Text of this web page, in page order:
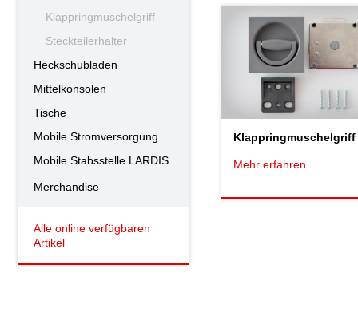
Klappringmuschelgriff
Steckteilerhalter
Heckschubladen
Mittelkonsolen
Tische
Mobile Stromversorgung
Mobile Stabsstelle LARDIS
Merchandise
Alle online verfügbaren
Artikel
Klappringmuschelgriff
Mehr erfahren